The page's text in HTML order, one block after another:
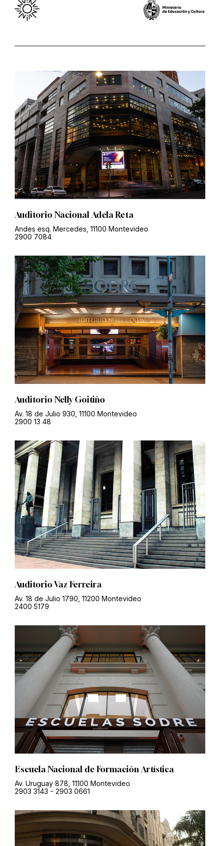
Auditorio Nacional Adela Reta
Andes esq. Mercedes, 11100 Montevideo
2900 7084
Auditorio Nelly Goitiño
Av. 18 de Julio 930, 11100 Montevideo
2900 13 48
Auditorio Vaz Ferreira
Av. 18 de Julio 1790, 11200 Montevideo
2400 5179
Escuela Nacional de Formación Artística
Av. Uruguay 878, 11100 Montevideo
2903 3143 - 2903 0661